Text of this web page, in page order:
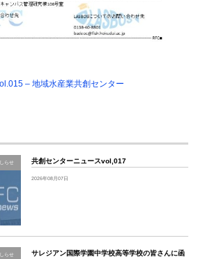
– 地域水産業共創センター
らせ 共創センターニュースvol,017
2026年08月07日
らせ
サレジアン国際学園中学校高等学校の皆さんに函